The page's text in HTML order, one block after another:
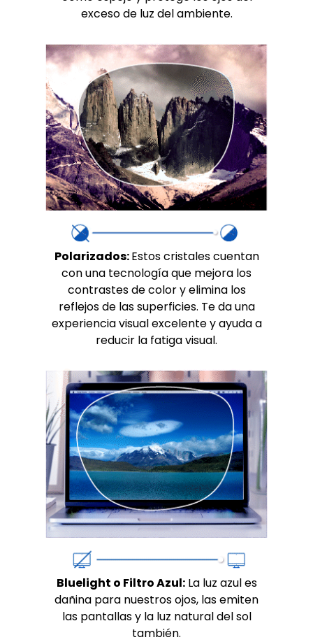
exceso de luz del ambiente.
Polarizados:Estos cristales cuentan
con una tecnología que mejora los
contrastes de color y elimina los
reflejos de las superficies. Te da una
experiencia visual excelente y ayuda a
reducir la fatiga visual.
Bluelight o Filtro Azul:La luz azul es
dañina para nuestros ojos, las emiten
las pantallas y la luz natural del sol
también.